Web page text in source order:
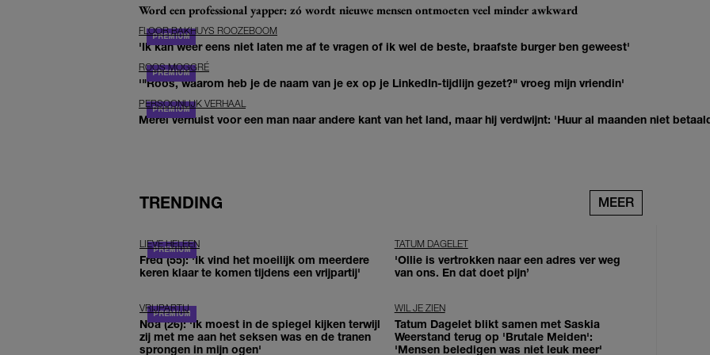
Word een professional yapper: zó wordt nieuwe mensen ontmoeten veel minder awkward
FLOOR BAKHUYS ROOZEBOOM
'Ik kan weer eens niet laten me af te vragen of ik wel de beste, braafste burger ben geweest'
ROOS MOGGRÉ
'"Roos, waarom heb je de naam van je ex op je LinkedIn-tijdlijn gezet?" vroeg mijn vriendin'
PERSOONLIJK VERHAAL
Merel verhuist voor een man naar andere kant van het land, maar hij verdwijnt: 'Huur al maanden niet
TRENDING MEER
LIEVE HELEEN
Fred (55): 'Ik vind het moeilijk om meerdere
keren klaar te komen tijdens een vrijpartij'
TATUM DAGELET
'Ollie is vertrokken naar een adres ver weg
van ons. En dat doet pijn’
VRIJPARTIJ
Noa (26): 'Ik moest in de spiegel kijken terwijl
zij met me aan het seksen was en de tranen
sprongen in mijn ogen'
WIL JE ZIEN
Tatum Dagelet blikt samen met Saskia
Weerstand terug op 'Brutale Meiden':
'Mensen beledigen was niet leuk meer'